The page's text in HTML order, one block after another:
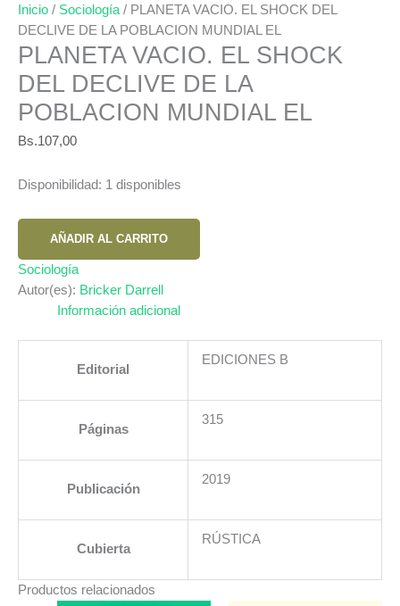
Inicio / Sociología / PLANETA VACIO. EL SHOCK DEL
DECLIVE DE LA POBLACION MUNDIAL EL
PLANETA VACIO. EL SHOCK
DEL DECLIVE DE LA
POBLACION MUNDIAL EL
Bs.107,00
Disponibilidad: 1 disponibles
PLANETA
VACIO.
EL
SHOCK
AÑADIR AL CARRITO
Sociología
Autor(es): Bricker Darrell
Información adicional
Editorial
EDICIONES B
Páginas
315
Publicación
2019
Cubierta
RÚSTICA
Productos relacionados